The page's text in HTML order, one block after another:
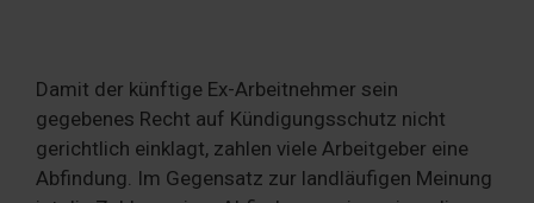
Damit der künftige Ex-Arbeitnehmer sein
gegebenes Recht auf Kündigungsschutz nicht
gerichtlich einklagt, zahlen viele Arbeitgeber eine
Abfindung. Im Gegensatz zur landläufigen Meinung